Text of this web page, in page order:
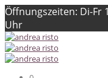
Öffnungszeiten: Di-Fr
Uhr